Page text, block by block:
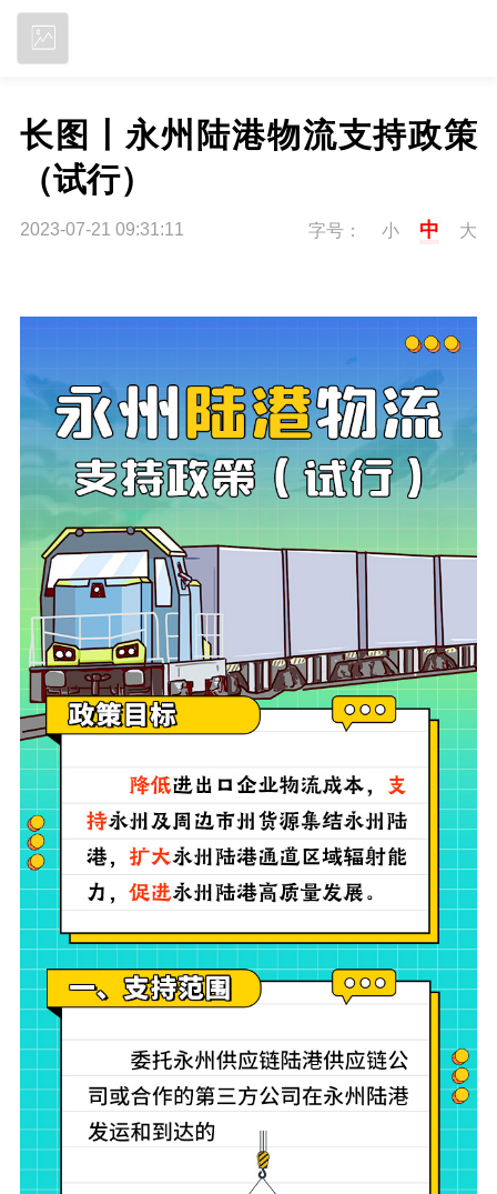
长图丨永州陆港物流支持政策
（试行）
2023-07-21 09:31:11 字号： 小 中 大